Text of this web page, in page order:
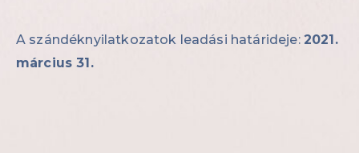
A szándéknyilatkozatok leadási határideje: 2021.
március 31.